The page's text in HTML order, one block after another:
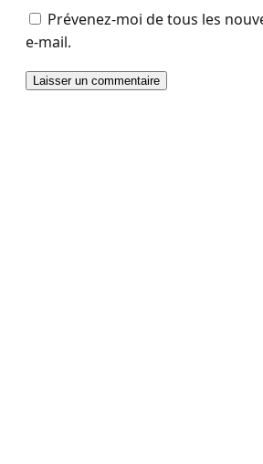
Prévenez-moi de tous les
e-mail.